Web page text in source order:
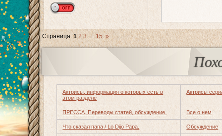
Страница:1 2 3 … 15 »
Актрисы, информация о которых есть в
этом разделе
Актрисы
ПРЕССА. Переводы статей, обсуждение. Все о нем
Что сказал папа / Lo Dijo Papa. Обсуждение